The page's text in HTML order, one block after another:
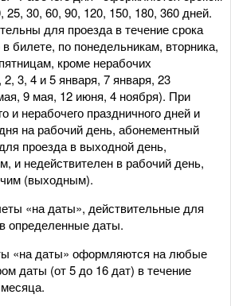
25, 30, 60, 90, 120, 150, 180, 360 дней.
для проезда в течение срока
в билете, по понедельникам, вторника,
кроме нерабочих
3, 4 и 5 января, 7 января, 23
9 мая, 12 июня, 4 ноября). При
и нерабочего праздничного дней и
на рабочий день, абонементный
проезда в выходной день,
и недействителен в рабочий день,
(выходным).
«на даты», действительные для
определенные даты.
«на даты» оформляются на любые
даты (от 5 до 16 дат) в течение